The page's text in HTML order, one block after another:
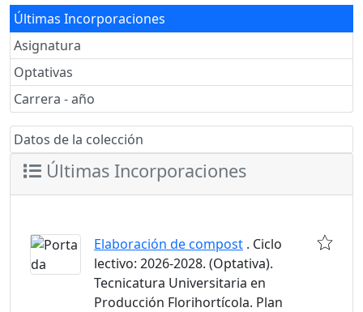
Últimas Incorporaciones
Asignatura
Optativas
Carrera - año
Datos de la colección
Últimas Incorporaciones
Elaboración de compost . Ciclo
lectivo: 2026-2028. (Optativa).
Tecnicatura Universitaria en
Producción Florihortícola. Plan